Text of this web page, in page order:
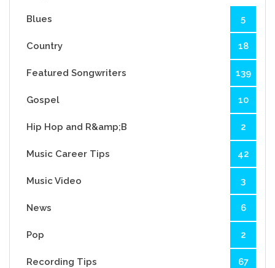
Blues 5
Country 18
Featured Songwriters 139
Gospel 10
Hip Hop and R&amp;B 2
Music Career Tips 42
Music Video 3
News 6
Pop 2
Recording Tips 67